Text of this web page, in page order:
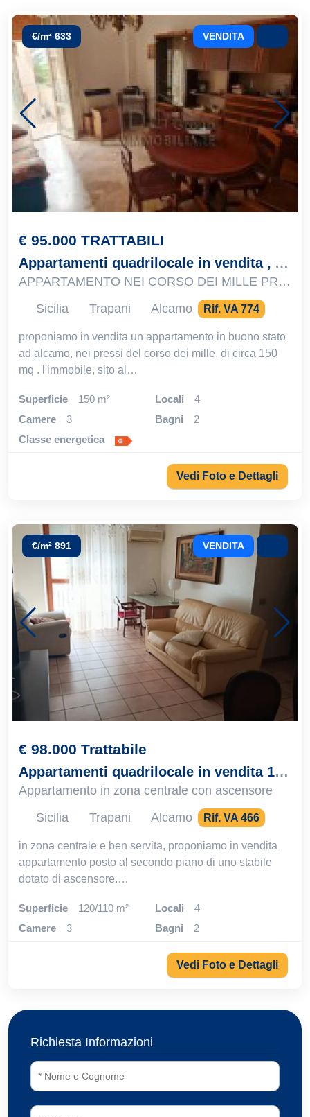
€/m² 633 VENDITA
€ 95.000 TRATTABILI
Appartamenti quadrilocale in vendita , Alcamo
APPARTAMENTO NEI CORSO DEI MILLE PRIMO PIANO
Sicilia
Trapani Alcamo Rif. VA 774
proponiamo in vendita un appartamento in buono stato
ad alcamo, nei pressi del corso dei mille, di circa 150
mq . l'immobile, sito al…
Superficie 150 m² locali
4
camere
3 bagni
2
classe energetica
Vedi Foto e Dettagli
€/m² 891 VENDITA
€ 98.000 Trattabile
Appartamenti quadrilocale in vendita 120 m² buono stato, Alcamo
Appartamento in zona centrale con ascensore
Sicilia
Trapani Alcamo Rif. VA 466
in zona centrale e ben servita, proponiamo in vendita
appartamento posto al secondo piano di uno stabile
dotato di ascensore.…
Superficie 120/110 m² locali
4
camere
3 bagni 2
Vedi Foto e Dettagli
Richiesta Informazioni